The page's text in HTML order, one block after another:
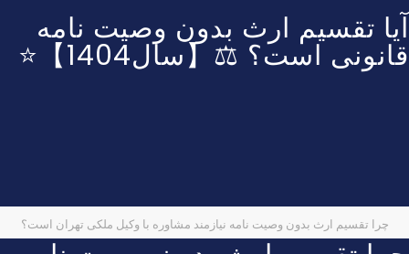
آیا تقسیم ارث بدون وصیت نامه
قانونی است؟ ⚖️【سال1404】⭐
چرا تقسیم ارث بدون وصیت نامه نیازمند مشاوره با وکیل ملکی تهران است؟